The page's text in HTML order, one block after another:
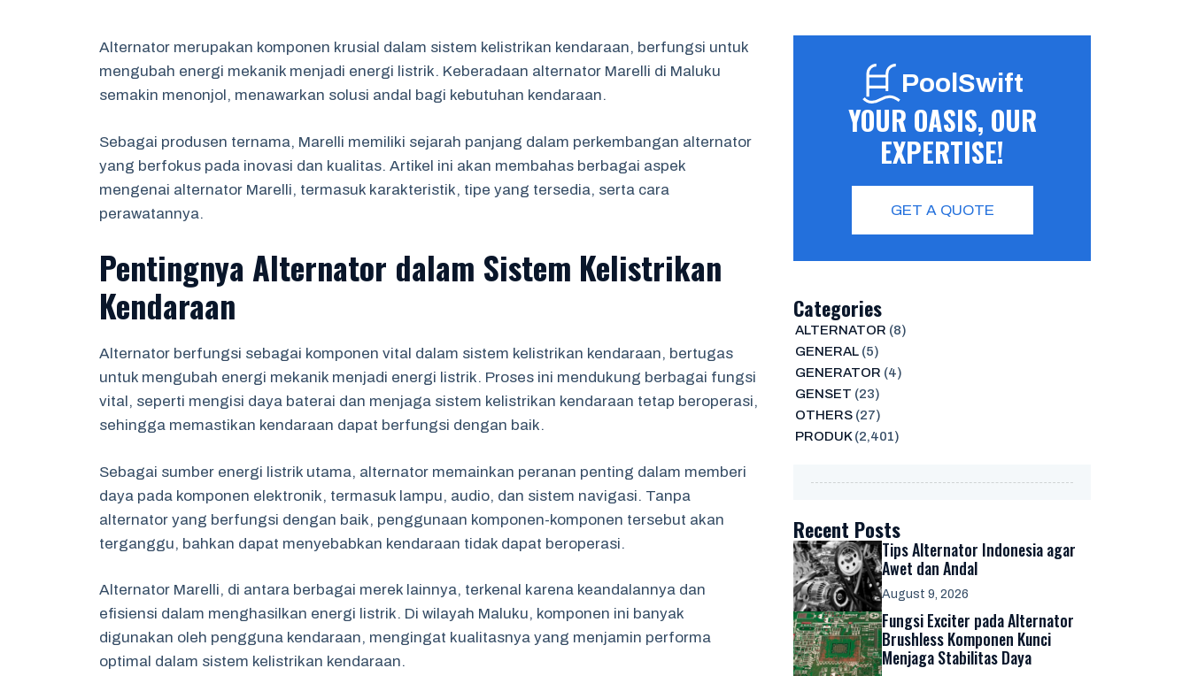
Alternator merupakan komponen krusial dalam sistem kelistrikan kendaraan, berfungsi untuk
mengubah energi mekanik menjadi energi listrik. Keberadaan alternator Marelli di Maluku
semakin menonjol, menawarkan solusi andal bagi kebutuhan kendaraan.
Sebagai produsen ternama, Marelli memiliki sejarah panjang dalam perkembangan alternator
yang berfokus pada inovasi dan kualitas. Artikel ini akan membahas berbagai aspek
mengenai alternator Marelli, termasuk karakteristik, tipe yang tersedia, serta cara
perawatannya.
Pentingnya Alternator dalam Sistem Kelistrikan
Kendaraan
Alternator berfungsi sebagai komponen vital dalam sistem kelistrikan kendaraan, bertugas
untuk mengubah energi mekanik menjadi energi listrik. Proses ini mendukung berbagai fungsi
vital, seperti mengisi daya baterai dan menjaga sistem kelistrikan kendaraan tetap beroperasi,
sehingga memastikan kendaraan dapat berfungsi dengan baik.
Sebagai sumber energi listrik utama, alternator memainkan peranan penting dalam memberi
daya pada komponen elektronik, termasuk lampu, audio, dan sistem navigasi. Tanpa
alternator yang berfungsi dengan baik, penggunaan komponen-komponen tersebut akan
terganggu, bahkan dapat menyebabkan kendaraan tidak dapat beroperasi.
Alternator Marelli, di antara berbagai merek lainnya, terkenal karena keandalannya dan
efisiensi dalam menghasilkan energi listrik. Di wilayah Maluku, komponen ini banyak
digunakan oleh pengguna kendaraan, mengingat kualitasnya yang menjamin performa
optimal dalam sistem kelistrikan kendaraan.
PoolSwift
YOUR OASIS, OUR
EXPERTISE!
GET A QUOTE
Categories
ALTERNATOR (8)
GENERAL(5)
GENERATOR (4)
GENSET (23)
OTHERS(27)
PRODUK(2,401)
Recent Posts
Tips Alternator Indonesia agar
Awet dan Andal
August 9, 2026
Fungsi Exciter pada Alternator
Brushless Komponen Kunci
Menjaga Stabilitas Daya